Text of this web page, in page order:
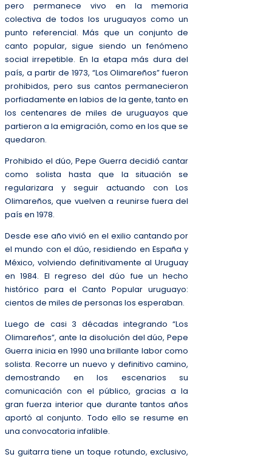
pero permanece vivo en la memoria
colectiva de todos los uruguayos como un
punto referencial. Más que un conjunto de
canto popular, sigue siendo un fenómeno
social irrepetible. En la etapa más dura del
país, a partir de 1973, “Los Olimareños” fueron
prohibidos, pero sus cantos permanecieron
porfiadamente en labios de la gente, tanto en
los centenares de miles de uruguayos que
partieron a la emigración, como en los que se
quedaron.
Prohibido el dúo, Pepe Guerra decidió cantar
como solista hasta que la situación se
regularizara y seguir actuando con Los
Olimareños, que vuelven a reunirse fuera del
país en 1978.
Desde ese año vivió en el exilio cantando por
el mundo con el dúo, residiendo en España y
México, volviendo definitivamente al Uruguay
en 1984. El regreso del dúo fue un hecho
histórico para el Canto Popular uruguayo:
cientos de miles de personas los esperaban.
Luego de casi 3 décadas integrando “Los
Olimareños”, ante la disolución del dúo, Pepe
Guerra inicia en 1990 una brillante labor como
solista. Recorre un nuevo y definitivo camino,
demostrando en los escenarios su
comunicación con el público, gracias a la
gran fuerza interior que durante tantos años
aportó al conjunto. Todo ello se resume en
una convocatoria infalible.
Su guitarra tiene un toque rotundo, exclusivo,